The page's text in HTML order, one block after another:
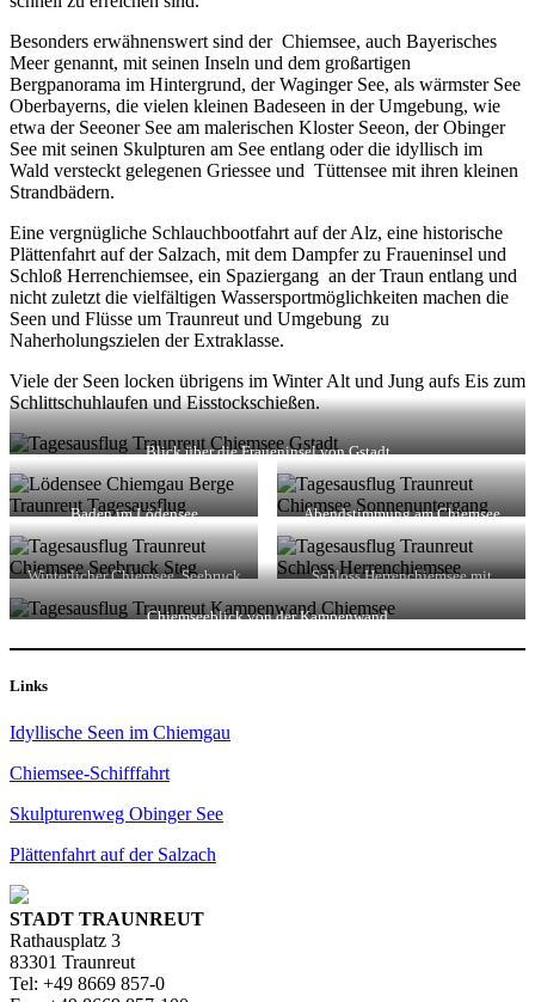
Besonders erwähnenswert sind der Chiemsee, auch Bayerisches
Meer genannt, mit seinen Inseln und dem großartigen
Bergpanorama im Hintergrund, der Waginger See, als wärmster See
Oberbayerns, die vielen kleinen Badeseen in der Umgebung, wie
etwa der Seeoner See am malerischen Kloster Seeon, der Obinger
See mit seinen Skulpturen am See entlang oder die idyllisch im
Wald versteckt gelegenen Griessee und Tüttensee mit ihren kleinen
Strandbädern.
Eine vergnügliche Schlauchbootfahrt auf der Alz, eine historische
Plättenfahrt auf der Salzach, mit dem Dampfer zu Fraueninsel und
Schloß Herrenchiemsee, ein Spaziergang an der Traun entlang und
nicht zuletzt die vielfältigen Wassersportmöglichkeiten machen die
Seen und Flüsse um Traunreut und Umgebung zu
Naherholungszielen der Extraklasse.
Viele der Seen locken übrigens im Winter Alt und Jung aufs Eis zum
Schlittschuhlaufen und Eisstockschießen.
Blick über die Fraueninsel von Gstadt
Baden im Lödensee Abendstimmung am Chiemsee
Winterlicher Chiemsee, Seebruck
Schloss Herrenchiemsee mit
Brunnen
Chiemseeblick von der Kampenwand
Links
Idyllische Seen im Chiemgau
Chiemsee-Schifffahrt
Skulpturenweg Obinger See
Plättenfahrt auf der Salzach
STADT TRAUNREUT
Rathausplatz 3
83301 Traunreut
Tel: +49 8669 857-0